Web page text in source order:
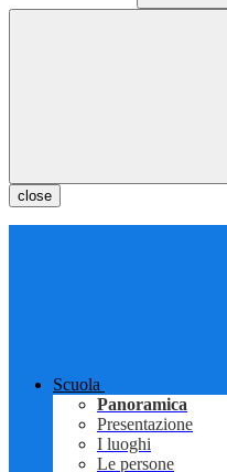
close
Scuola
Panoramica
Presentazione
I luoghi
Le persone